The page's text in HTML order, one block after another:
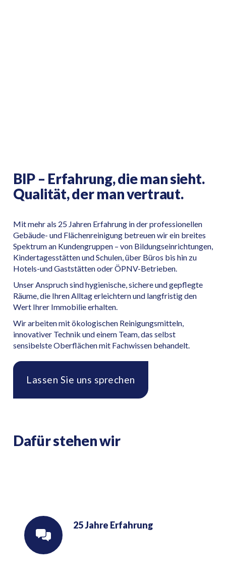
UNTERNEHMEN &
EINRICHTUNGEN
Sauber, zuverlässig, nachhaltig
BIP – Erfahrung, die man sieht.
Qualität, der man vertraut.
Mit mehr als 25 Jahren Erfahrung in der professionellen
Gebäude- und Flächenreinigung betreuen wir ein breites
Spektrum an Kundengruppen – von Bildungseinrichtungen,
Kindertagesstätten und Schulen, über Büros bis hin zu
Hotels-und Gaststätten oder ÖPNV-Betrieben.
Unser Anspruch sind hygienische, sichere und gepflegte
Räume, die Ihren Alltag erleichtern und langfristig den
Wert Ihrer Immobilie erhalten.
Wir arbeiten mit ökologischen Reinigungsmitteln,
innovativer Technik und einem Team, das selbst
sensibelste Oberflächen mit Fachwissen behandelt.
Lassen Sie uns sprechen
Dafür stehen wir
25 Jahre Erfahrung